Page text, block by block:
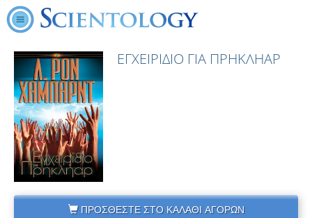
ΕΓΧΕΙΡΙΔΙΟ ΓΙΑ ΠΡΗΚΛΗΑΡ
ΠΡΟΣΘΕΣΤΕ ΣΤΟ ΚΑΛΑΘΙ ΑΓΟΡΩΝ